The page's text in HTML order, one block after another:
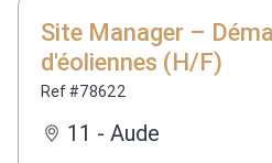
Site Manager –
d'éoliennes (H/F)
Ref #78622
11 - Aude